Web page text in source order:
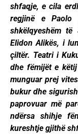
shfaqje, e cila
regjinë e Paolo
shkëlqyeshëm
Elidon Alikës, i
çiltër. Teatri i
dhe fëmijët e
munguar prej
bukur dhe
paprovuar më
ndërsa shihje
kureshtje gjithë